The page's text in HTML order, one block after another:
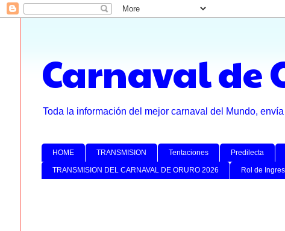
Carnaval de
Toda la información del mejor carnaval del Mundo,
HOME TRANSMISION Tentaciones Predilecta
TRANSMISION DEL CARNAVAL DE ORURO 2026 Rol de